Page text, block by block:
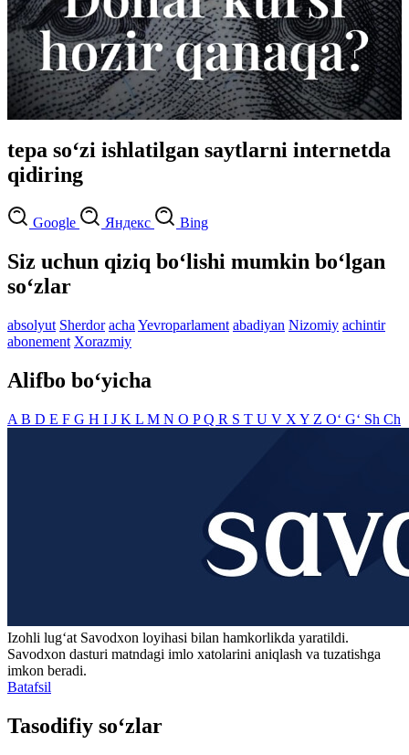
tepa so‘zi ishlatilgan saytlarni internetda
qidiring
Google Яндекс Bing
Siz uchun qiziq bo‘lishi mumkin bo‘lgan
so‘zlar
absolyut Sherdor acha Yevroparlament abadiyan Nizomiy achintir
abonement Xorazmiy
Alifbo bo‘yicha
A B D E F G H I J K L M N O PQ R S T U V X Y Z O‘ G‘ Sh Ch
Izohli lugʻat Savodxon loyihasi bilan hamkorlikda yaratildi.
Savodxon dasturi matndagi imlo xatolarini aniqlash va tuzatishga
imkon beradi.
Batafsil
Tasodifiy so‘zlar